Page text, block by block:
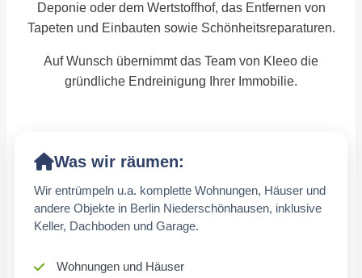
Deponie oder dem Wertstoffhof, das Entfernen von
Tapeten und Einbauten sowie Schönheitsreparaturen.
Auf Wunsch übernimmt das Team von Kleeo die
gründliche Endreinigung Ihrer Immobilie.
Was wir räumen:
Wir entrümpeln u.a. komplette Wohnungen, Häuser und
andere Objekte in Berlin Niederschönhausen, inklusive
Keller, Dachboden und Garage.
Wohnungen und Häuser